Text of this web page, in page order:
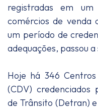
registradas em
comércios de venda
um período de
adequações, passou
Hoje há 346
(CDV) credenciados
de Trânsito (Detran)